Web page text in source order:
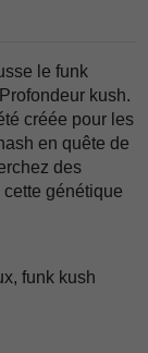
le funk
kush.
créée pour les
en quête de
des
génétique
funk kush